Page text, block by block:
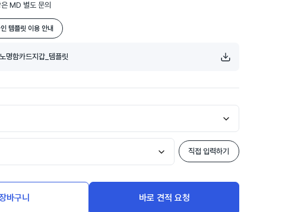
MD 별도 문의
템플릿 이용 안내
직접 입력하기
바구니 바로 견적 요청